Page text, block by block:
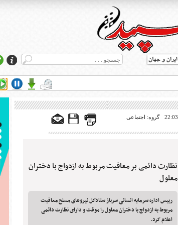
گروه: اجتماعی
نظارت دائمی بر معافیت مربوط به ازدواج با دختران
معلول
رییس اداره سرمایه انسانی سرباز ستادکل نیروهای مسلح معافیت
مربوط به ازدواج با دختران معلول را موقت و دارای نظارت دائمی
اعلام کرد.